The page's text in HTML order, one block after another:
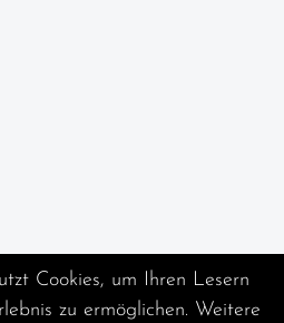
Cookies, um Ihren Lesern
zu ermöglichen. Weitere